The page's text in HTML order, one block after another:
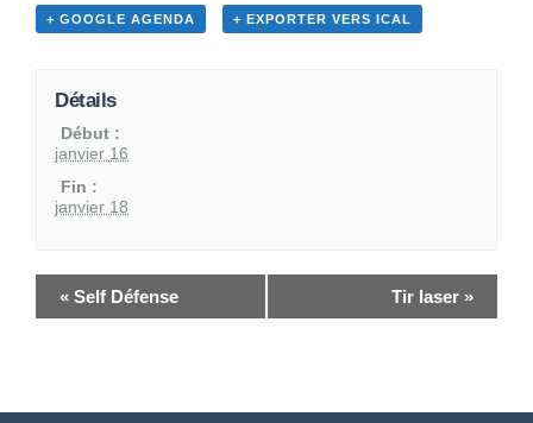
+ GOOGLE AGENDA + EXPORTER VERS ICAL
Détails
Début :
janvier 16
Fin :
janvier 18
« Self Défense Tir laser »